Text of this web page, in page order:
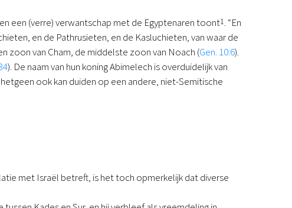
een (verre) verwantschap met de Egyptenaren toont1. “En
en de Pathrusieten, en de Kasluchieten, van waar de
zoon van Cham, de middelste zoon van Noach (Gen. 10:6).
). De naam van hun koning Abimelech is overduidelijk van
ook kan duiden op een andere, niet-Semitische
met Israël betreft, is het toch opmerkelijk dat diverse